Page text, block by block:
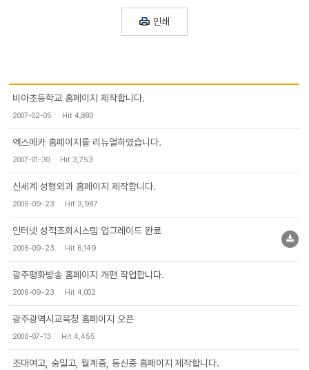
인쇄
비아초등학교 홈페이지 제작합니다.
2007-02-05 Hit 4,880
엑스메카 홈페이지를 리뉴얼하였습니다.
2007-01-30 Hit 3,753
신세계 성형외과 홈페이지 제작합니다.
2006-09-23 Hit 3,987
인터넷 성적조회시스템 업그레이드 완료
2006-09-23 Hit 6,149
광주평화방송 홈페이지 개편 작업합니다.
2006-09-23 Hit 4,002
광주광역시교육청 홈페이지 오픈
2006-07-13 Hit 4,455
조대여고, 숭일고, 월계중, 동신중 홈페이지 제작합니다.